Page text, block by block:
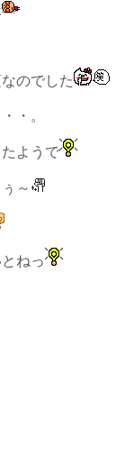
のでした
・。
ようで
～
ねっ